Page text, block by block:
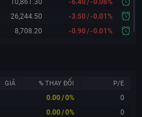
10,861.30 -6.40/-0.06%
26,244.50 -3.50/-0.01%
8,708.20 -0.90/-0.01%
GIÁ % THAY ĐỔI P/E
0.00/0%
0
0.00/0%
0